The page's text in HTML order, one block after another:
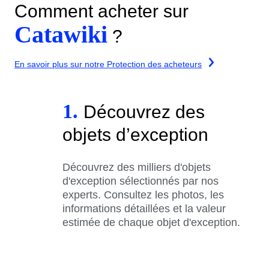
Comment acheter sur
Catawiki ?
En savoir plus sur notre Protection des acheteurs
1. Découvrez des
objets d’exception
Découvrez des milliers d'objets
d'exception sélectionnés par nos
experts. Consultez les photos, les
informations détaillées et la valeur
estimée de chaque objet d'exception.